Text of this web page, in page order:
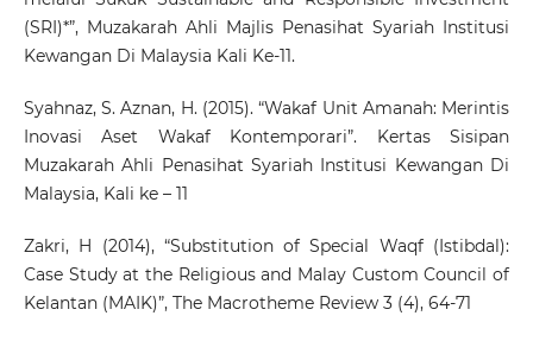
(SRI)*”, Muzakarah Ahli Majlis Penasihat Syariah Institusi
Kewangan Di Malaysia Kali Ke-11.
Syahnaz, S. Aznan, H. (2015). “Wakaf Unit Amanah: Merintis
Inovasi Aset Wakaf Kontemporari”. Kertas Sisipan
Muzakarah Ahli Penasihat Syariah Institusi Kewangan Di
Malaysia, Kali ke – 11
Zakri, H (2014), “Substitution of Special Waqf (Istibdal):
Case Study at the Religious and Malay Custom Council of
Kelantan (MAIK)”, The Macrotheme Review 3 (4), 64-71